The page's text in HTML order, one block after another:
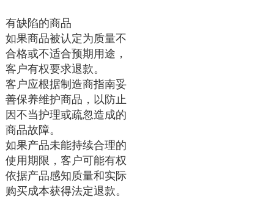
有缺陷的商品
如果商品被认定为质量不
合格或不适合预期用途，
客户有权要求退款。
客户应根据制造商指南妥
善保养维护商品，以防止
因不当护理或疏忽造成的
商品故障。
如果产品未能持续合理的
使用期限，客户可能有权
依据产品感知质量和实际
购买成本获得法定退款。